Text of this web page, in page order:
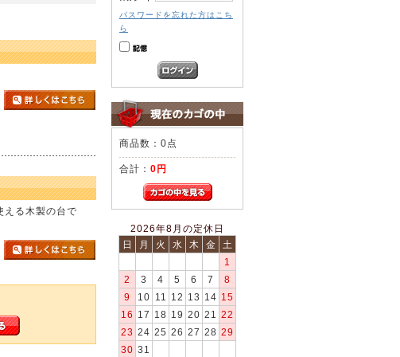
える木製の台で
パスワードを忘れた方はこち
ら
商品数：0点
合計： 0円
2026年8月の定休日
日
月 火 水 木 金
土
1
2
3 4 5 6 7
8
9
10 11 12 13 14 15
16
17 18 19 20 21
22
23 24 25 26 27 28 29
30 31